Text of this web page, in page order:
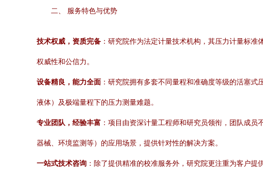
二、 服务特色与优势
技术权威，资质完备 ：研究院作为法定计量技术机构，其压力计量标
权威性和公信力。
设备精良，能力全面 ：研究院拥有多套不同量程和准确度等级的活塞
液体）及极端量程下的压力测量难题。
专业团队，经验丰富 ：项目由资深计量工程师和研究员领衔，团队成
器械、环境监测等）的应用场景，提供针对性的解决方案。
一站式技术咨询 ：除了提供精准的校准服务外，研究院更注重为客户提